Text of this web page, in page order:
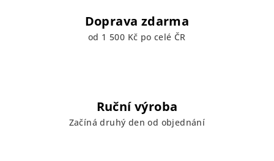
Doprava zdarma
od 1 500 Kč po celé ČR
Ruční výroba
Začíná druhý den od objednání